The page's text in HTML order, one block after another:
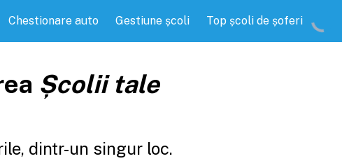
Chestionare auto Gestiune școli Top școli de șoferi
Școlii tale
dintr-un singur loc.